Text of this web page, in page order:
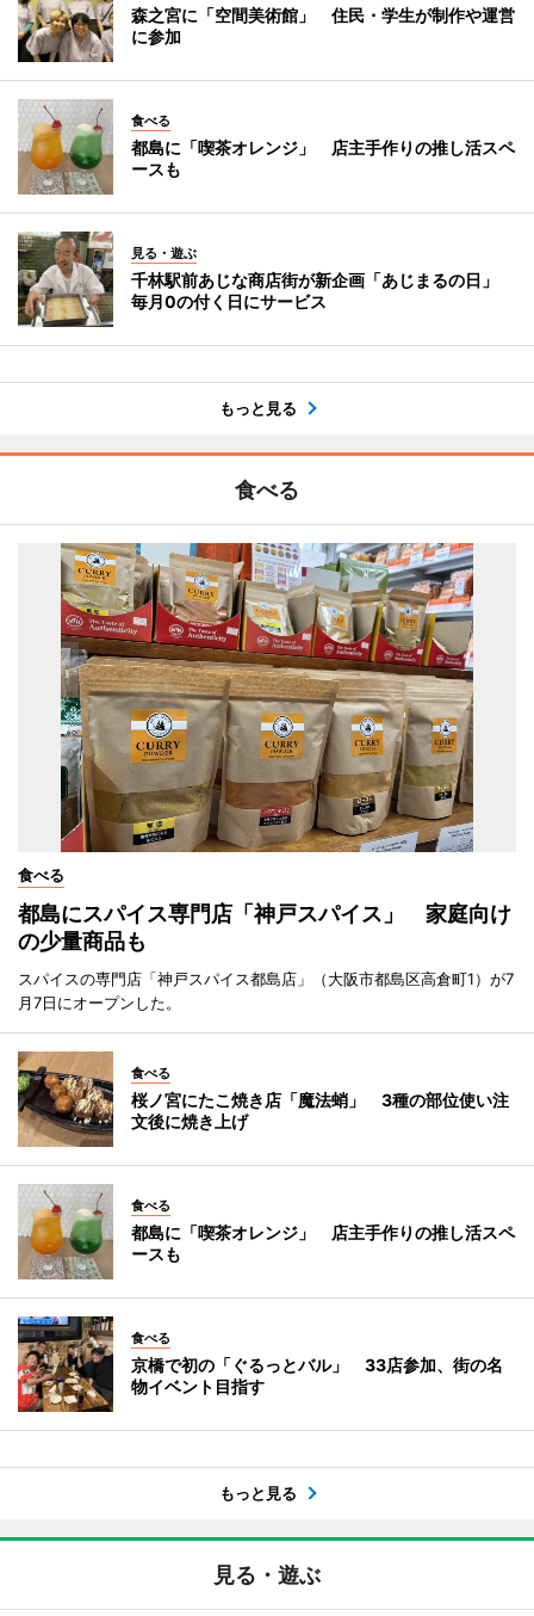
森之宮に「空間美術館」 住民・学生が制作や運営
に参加
食べる
都島に「喫茶オレンジ」 店主手作りの推し活スペ
ースも
見る・遊ぶ
千林駅前あじな商店街が新企画「あじまるの日」
毎月0の付く日にサービス
もっと見る
食べる
食べる
都島にスパイス専門店「神戸スパイス」 家庭向け
の少量商品も
スパイスの専門店「神戸スパイス都島店」（大阪市都島区高倉町1）が7
月7日にオープンした。
食べる
桜ノ宮にたこ焼き店「魔法蛸」 3種の部位使い注
文後に焼き上げ
食べる
都島に「喫茶オレンジ」 店主手作りの推し活スペ
ースも
食べる
京橋で初の「ぐるっとバル」 33店参加、街の名
物イベント目指す
もっと見る
見る・遊ぶ